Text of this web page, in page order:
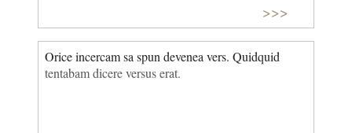
>>>
Orice incercam sa spun devenea vers. Quidquid
tentabam dicere versus erat.